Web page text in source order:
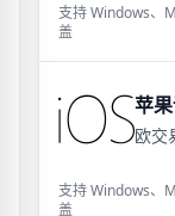
支持 Windows、
盖
苹
支持 Windows、
盖